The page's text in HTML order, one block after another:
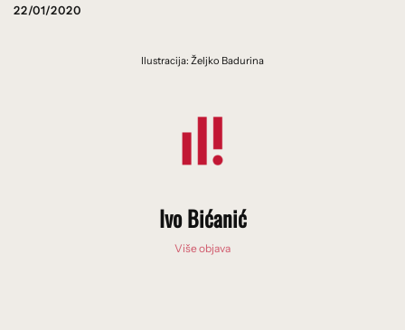
22/01/2020
Ilustracija: Željko Badurina
Ivo Bićanić
Više objava